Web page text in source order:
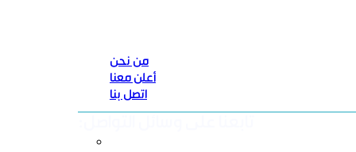
من نحن
أعلن معنا
اتصل بنا